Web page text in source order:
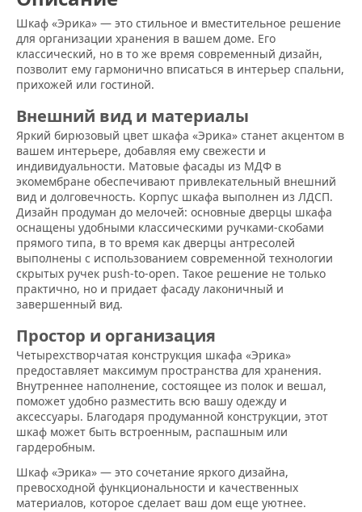
Шкаф «Эрика» — это стильное и вместительное решение
для организации хранения в вашем доме. Его
классический, но в то же время современный дизайн,
позволит ему гармонично вписаться в интерьер спальни,
прихожей или гостиной.
Внешний вид и материалы
Яркий бирюзовый цвет шкафа «Эрика» станет акцентом в
вашем интерьере, добавляя ему свежести и
индивидуальности. Матовые фасады из МДФ в
экомембране обеспечивают привлекательный внешний
вид и долговечность. Корпус шкафа выполнен из ЛДСП.
Дизайн продуман до мелочей: основные дверцы шкафа
оснащены удобными классическими ручками-скобами
прямого типа, в то время как дверцы антресолей
выполнены с использованием современной технологии
скрытых ручек push-to-open. Такое решение не только
практично, но и придает фасаду лаконичный и
завершенный вид.
Простор и организация
Четырехстворчатая конструкция шкафа «Эрика»
предоставляет максимум пространства для хранения.
Внутреннее наполнение, состоящее из полок и вешал,
поможет удобно разместить всю вашу одежду и
аксессуары. Благодаря продуманной конструкции, этот
шкаф может быть встроенным, распашным или
гардеробным.
Шкаф «Эрика» — это сочетание яркого дизайна,
превосходной функциональности и качественных
материалов, которое сделает ваш дом еще уютнее.